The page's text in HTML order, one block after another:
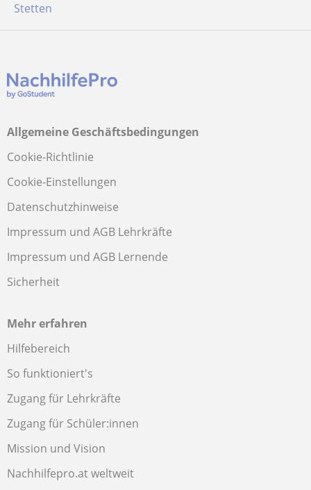
Stetten
Allgemeine Geschäftsbedingungen
Cookie-Richtlinie
Cookie-Einstellungen
Datenschutzhinweise
Impressum und AGB Lehrkräfte
Impressum und AGB Lernende
Sicherheit
Mehr erfahren
Hilfebereich
So funktioniert's
Zugang für Lehrkräfte
Zugang für Schüler:innen
Mission und Vision
Nachhilfepro.at weltweit